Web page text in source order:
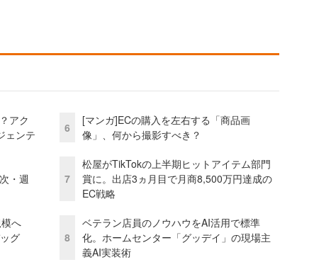
アク
ェンテ
・週
模へ
グ
6
[マンガ]ECの購入を左右する「商品画
像」、何から撮影すべき？
7
松屋がTikTokの上半期ヒットアイテム部門
賞に。出店3ヵ月目で月商8,500万円達成の
EC戦略
8
ベテラン店員のノウハウをAI活用で標準
化。ホームセンター「グッデイ」の現場主
義AI実装術